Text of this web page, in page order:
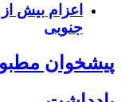
جنوبی
پیشخوان